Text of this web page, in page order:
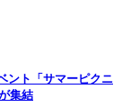
ント「サマーピクニ
集結